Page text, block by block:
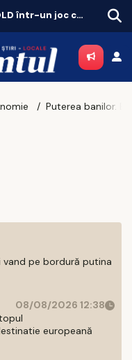
Studenții au dus reciclarea la UNTOLD într-un joc cu superstiții Bancul Zilei
vand pe bordură putina
08/08/2026 12:38
europeană